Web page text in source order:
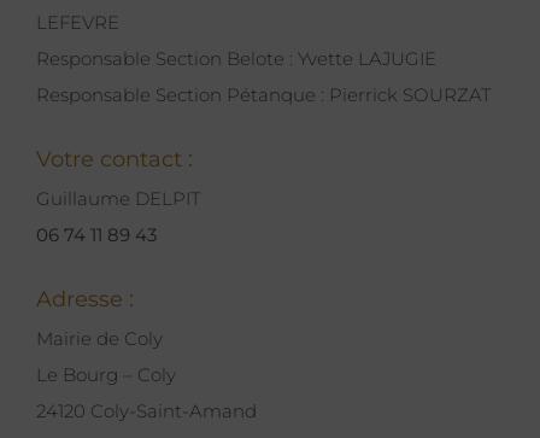
LEFEVRE
Responsable Section Belote : Yvette LAJUGIE
Responsable Section Pétanque : Pierrick SOURZAT
Votre contact :
Guillaume DELPIT
06 74 11 89 43
Adresse :
Mairie de Coly
Le Bourg – Coly
24120 Coly-Saint-Amand